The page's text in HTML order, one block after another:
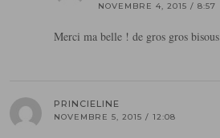
NOVEMBRE 4, 2015 / 8:57
Merci ma belle ! de gros gros bisous
PRINCIELINE
NOVEMBRE 5, 2015 / 12:08